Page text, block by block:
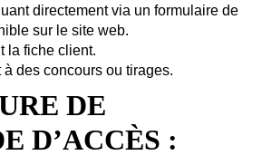
directement via un formulaire de
sur le site web.
la fiche client.
à des concours ou tirages.
DE
D’ACCÈS :